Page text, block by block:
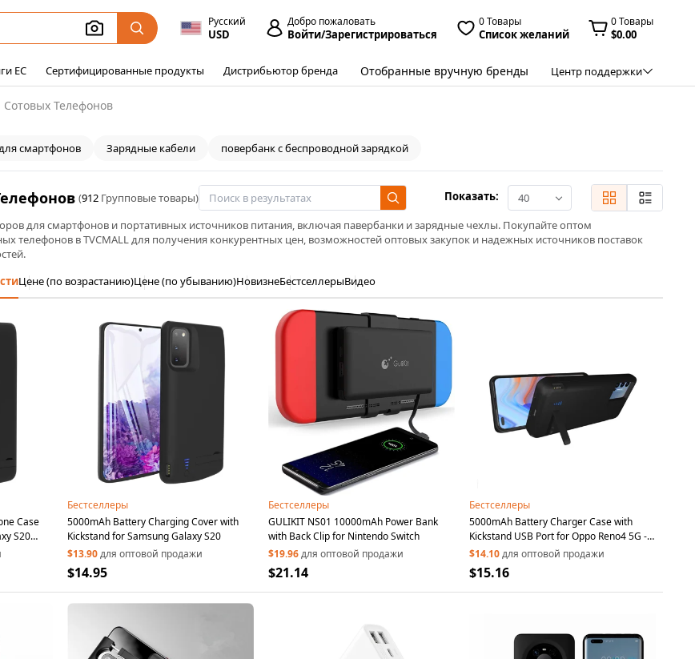
Русский
USD
Добро пожаловать
Войти/Зарегистрироваться
0 Товары
Список желаний
0 Товары
$0.00
ЕС Сертифицированные продукты Дистрибьютор бренда Отобранные вручную бренды Центр поддержки
Сотовых Телефонов
смартфонов Зарядные кабели повербанк с беспроводной зарядкой
(912 Групповые товары) Показать:
40
для смартфонов и портативных источников питания, включая павербанки и зарядные чехлы. Покупайте оптом
телефонов в TVCMALL для получения конкурентных цен, возможностей оптовых закупок и надежных источников поставок
Цене (по возрастанию)Цене (по убыванию)НовизнеБестселлерыВидео
Case
S20
Бестселлеры
5000mAh Battery Charging Cover with
Kickstand for Samsung Galaxy S20
$13.90для оптовой продажи
$14.95
Бестселлеры
GULIKIT NS01 10000mAh Power Bank
with Back Clip for Nintendo Switch
$19.96для оптовой продажи
$21.14
Бестселлеры
5000mAh Battery Charger Case with
Kickstand USB Port for Oppo Reno4 5G -
Black
$14.10для оптовой продажи
$15.16